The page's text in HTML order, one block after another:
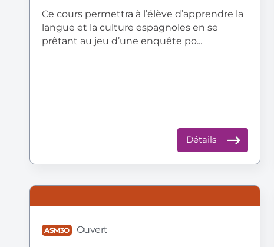
Ce cours permettra à l’élève d’apprendre la
langue et la culture espagnoles en se
prêtant au jeu d’une enquête po...
Détails
ASM3O
:
médiatiques
ASM3O Ouvert